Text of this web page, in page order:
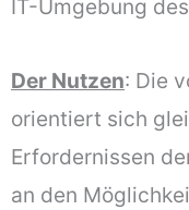
IT-Umgebung
Der Nutzen: Die
orientiert sich
Erfordernissen
an den